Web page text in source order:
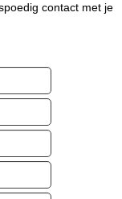
contact met je